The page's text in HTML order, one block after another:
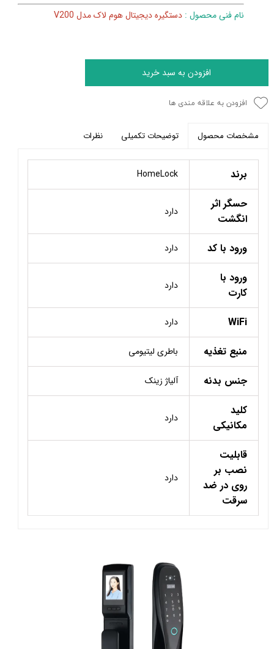
نام فنی محصول : دستگیره دیجیتال هوم لاک مدل V200
افزودن به سبد خرید
افزودن به علاقه مندی ها
مشخصات محصول توضیحات تکمیلی نظرات
برند HomeLock
حسگر اثر
انگشت
دارد
ورود با کد دارد
ورود با
کارت
دارد
WiFi دارد
منبع تغذیه باطری لیتیومی
جنس بدنه آلیاژ زینک
کلید
مکانیکی
دارد
قابلیت
نصب بر
روی در ضد
سرقت
دارد